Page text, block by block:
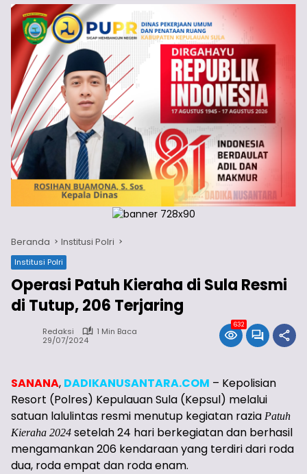
Beranda Institusi Polri
Institusi Polri
Operasi Patuh Kieraha di Sula Resmi
di Tutup, 206 Terjaring
Redaksi
1 Min Baca
29/07/2024
632
SANANA, DADIKANUSANTARA.COM – Kepolisian
Resort (Polres) Kepulauan Sula (Kepsul) melalui
satuan lalulintas resmi menutup kegiatan razia Patuh
Kieraha 2024 setelah 24 hari berkegiatan dan berhasil
mengamankan 206 kendaraan yang terdiri dari roda
dua, roda empat dan roda enam.